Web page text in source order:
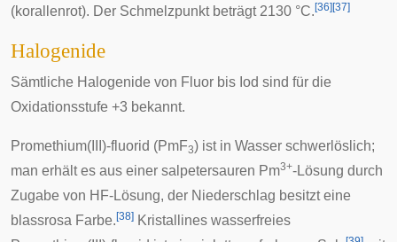
(korallenrot). Der Schmelzpunkt beträgt 2130 °C. [36] [37]
Halogenide
Sämtliche Halogenide von Fluor bis Iod sind für die
Oxidationsstufe +3 bekannt.
Promethium(III)-fluorid (PmF3) ist in Wasser schwerlöslich;
man erhält es aus einer salpetersauren Pm3+-Lösung durch
Zugabe von HF-Lösung, der Niederschlag besitzt eine
blassrosa Farbe. [38] Kristallines wasserfreies